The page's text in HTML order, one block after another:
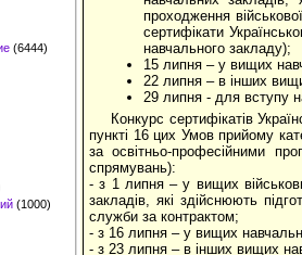
(6444)
(1000)
проходження
сертифікати
навчального закладу);
15 липня – у вищих
22 липня – в інших
29 липня - для вступу
Конкурс сертифікатів
пункті 16 цих Умов прийому
за освітньо-професійними
спрямувань):
- з 1 липня – у вищих
закладів, які здійснюють
служби за контрактом;
- з 16 липня – у вищих
- з 23 липня – в інших вищих